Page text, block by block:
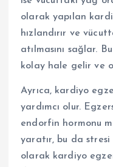
olarak yapılan
hızlandırır ve
atılmasını sağlar.
kolay hale gelir ve
Ayrıca, kardiyo
yardımcı olur.
endorfin hormonu
yaratır, bu da stresi
olarak kardiyo